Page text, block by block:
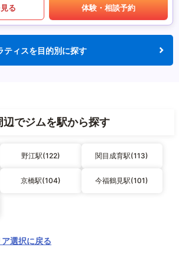
る 体験・相談予約
ティスを目的別に探す
でジムを駅から探す
野江駅(122) 関目成育駅(113)
京橋駅(104) 今福鶴見駅(101)
選択に戻る